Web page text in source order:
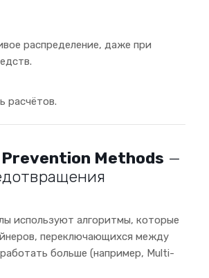
распределение, даже при
расчётов.
Methods —
используют алгоритмы, которые
переключающихся между
больше (например, Multi-